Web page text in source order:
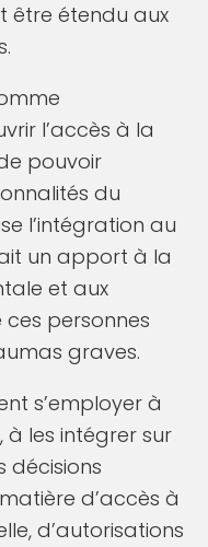
être étendu aux
l’accès à la
pouvoir
du
l’intégration au
un apport à la
et aux
personnes
graves.
s’employer à
à les intégrer sur
décisions
d’accès à
d’autorisations